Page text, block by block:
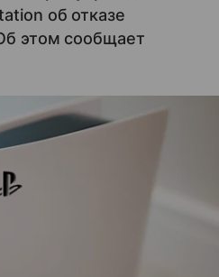
об отказе
этом сообщает